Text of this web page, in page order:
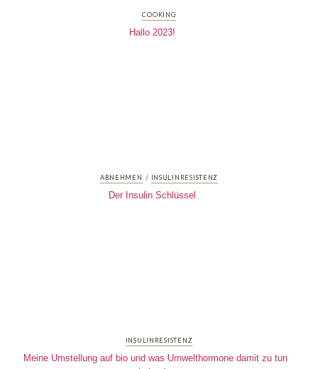
COOKING
Hallo 2023!
ABNEHMEN / INSULINRESISTENZ
Der Insulin Schlüssel
INSULINRESISTENZ
Meine Umstellung auf bio und was Umwelthormone damit zu tun